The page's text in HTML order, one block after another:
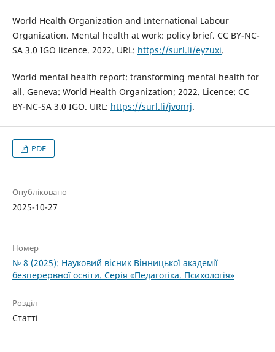
World Health Organization and International Labour
Organization. Mental health at work: policy brief. CC BY-NC-
SA 3.0 IGO licence. 2022. URL: https://surl.li/eyzuxi.
World mental health report: transforming mental health for
all. Geneva: World Health Organization; 2022. Licence: CC
BY-NC-SA 3.0 IGO. URL: https://surl.li/jvonrj.
PDF
Опубліковано
2025-10-27
Номер
№ 8 (2025): Науковий вісник Вінницької академії
безперервної освіти. Серія «Педагогіка. Психологія»
Розділ
Статті